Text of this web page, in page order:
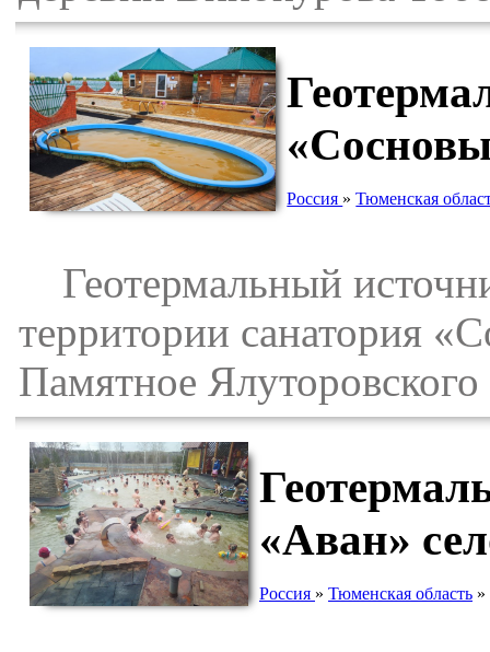
Россия »Тюменская
Геотермальный
территории санатория
Памятное
«Аван»
Россия » Тюменская область »